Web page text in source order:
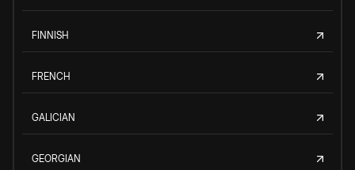
FINNISH
FRENCH
GALICIAN
GEORGIAN